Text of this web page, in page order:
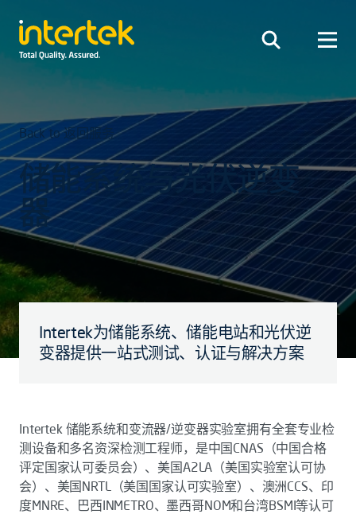
Back to 返回服务
储能系统与光伏逆变
器
Intertek为储能系统、储能电站和光伏逆
变器提供一站式测试、认证与解决方案
Intertek 储能系统和变流器/逆变器实验室拥有全套专业检
测设备和多名资深检测工程师，是中国CNAS（中国合格
评定国家认可委员会）、美国A2LA（美国实验室认可协
会）、美国NRTL（美国国家认可实验室）、澳洲CCS、印
度MNRE、巴西INMETRO、墨西哥NOM和台湾BSMI等认可